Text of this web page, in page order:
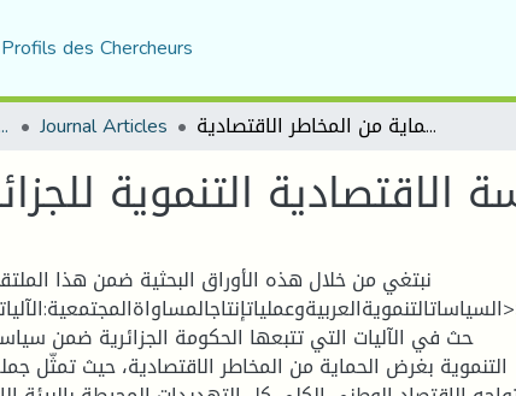
Profils des Chercheurs
Sciences Journal Articles آليات السياسة الاقتصادية التنموية للجزائر: الحماية من المخاطر الاقتصادية
الاقتصادية التنموية
نبتغي من خلال هذه الأوراق البحثية ضمن هذا
حث في الآليات التي تتبعها الحكومة الجزائرية ضمن
التنموية بغرض الحماية من المخاطر الاقتصادية، حيث تمثّل